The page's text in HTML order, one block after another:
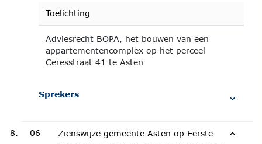
Toelichting
Adviesrecht BOPA, het bouwen van een
appartementencomplex op het perceel
Ceresstraat 41 te Asten
Sprekers
06
Zienswijze gemeente Asten op Eerste